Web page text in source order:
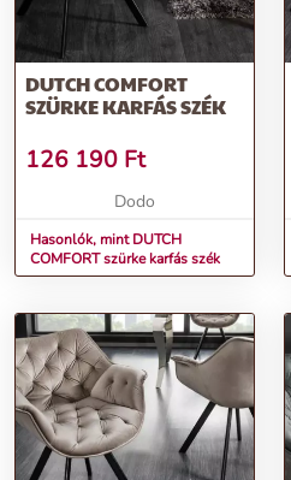
DUTCH COMFORT
SZÜRKE KARFÁS SZÉK
126 190 Ft
Dodo
Hasonlók, mint DUTCH
COMFORT szürke karfás szék